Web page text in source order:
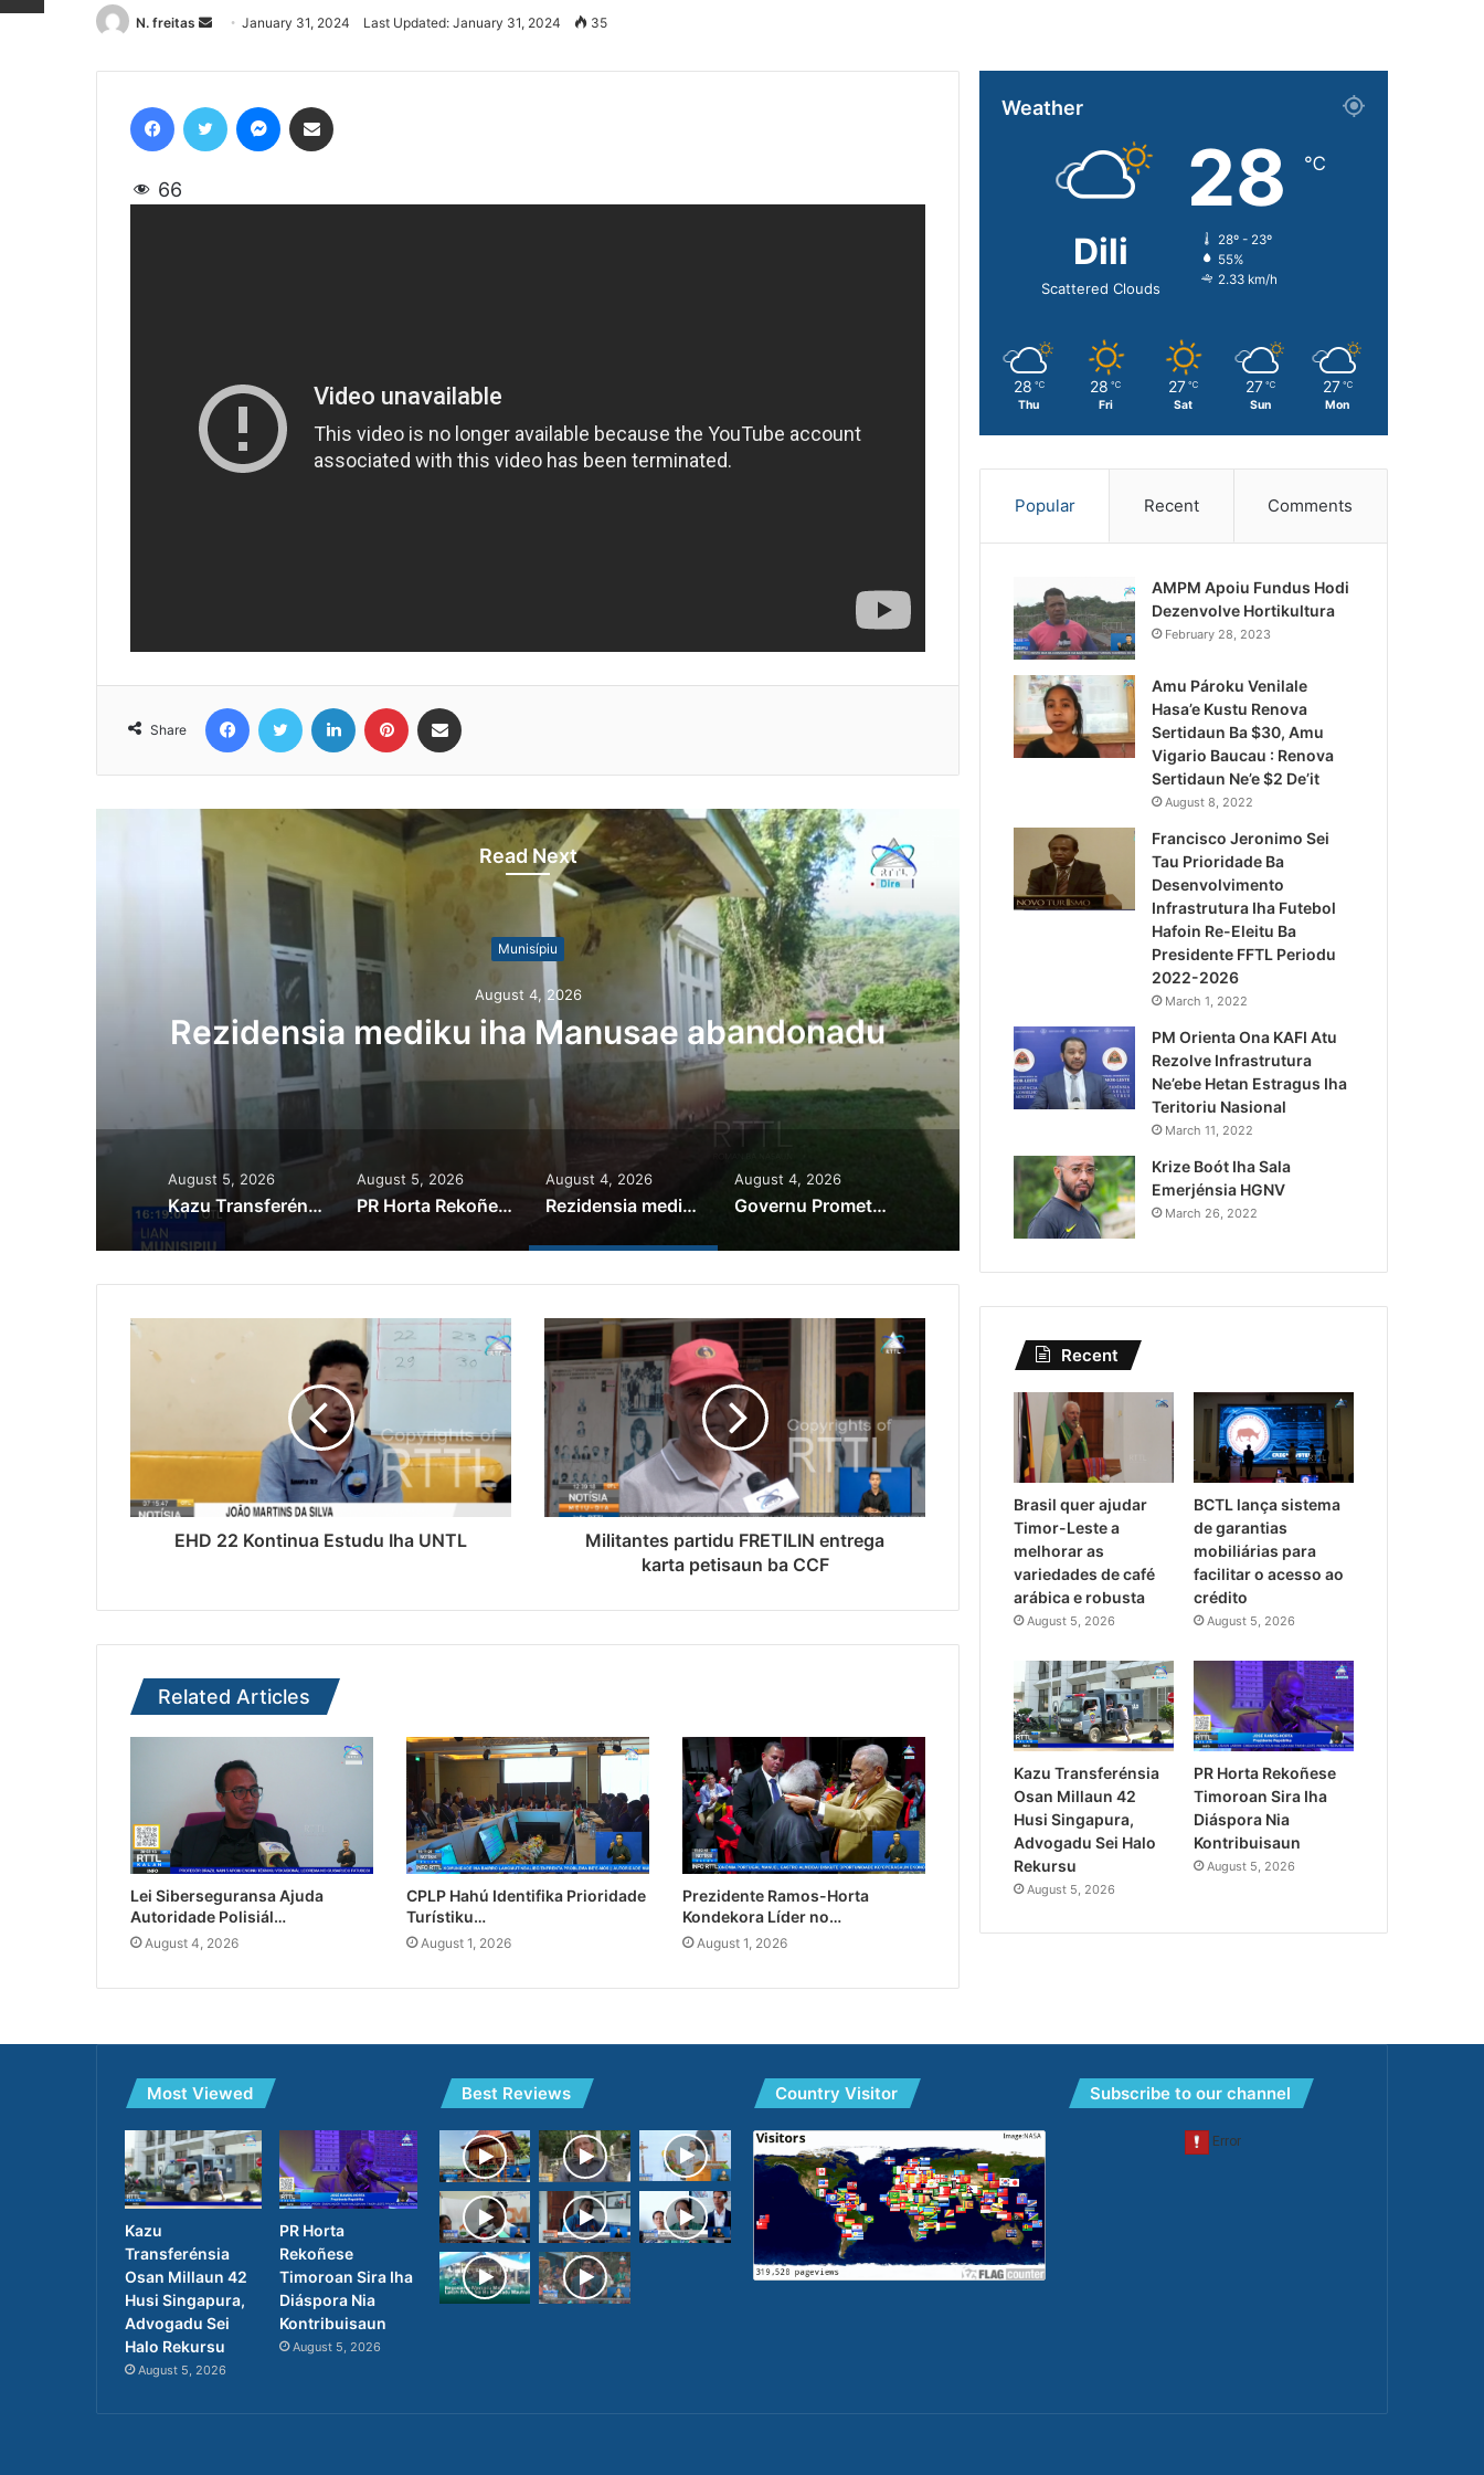
N. freitas
Send
email
January 31, 2024 Last Updated: January 31, 2024 35
66
Share
Read Next
Munisípiu
August 4, 2026
Rezidensia mediku iha Manusae abandonadu
Governu Promete Tau
Minerais no Setór
August 5, 2026
Kazu Transferénsia Osan Millaun 42 Husi Singapura, Advogadu Sei Halo Rekursu
August 5, 2026
PR Horta Rekoñese Timoroan Sira Iha Diáspora Nia Kontribuisaun
August 4, 2026
Rezidensia mediku iha Manusae abandonadu
August 4, 2026
Governu Promete Tau Prioridade ba Setór Minerais no Setór Produtivu
EHD 22 Kontinua Estudu Iha UNTL
Militantes partidu FRETILIN entrega
karta petisaun ba CCF
Related Articles
Lei Siberseguransa Ajuda
Autoridade Polisiál…
August 4, 2026
CPLP Hahú Identifika Prioridade
Turístiku…
August 1, 2026
Prezidente Ramos-Horta
Kondekora Líder no…
August 1, 2026
Weather
Dili
Scattered Clouds
28 ℃
28º - 23º
55%
2.33 km/h
28 ℃
Thu
28 ℃
Fri
27 ℃
Sat
27 ℃
Sun
27 ℃
Mon
Popular Recent Comments
AMPM Apoiu Fundus Hodi
Dezenvolve Hortikultura
February 28, 2023
Amu Pároku Venilale
Hasa’e Kustu Renova
Sertidaun Ba $30, Amu
Vigario Baucau : Renova
Sertidaun Ne’e $2 De’it
August 8, 2022
Francisco Jeronimo Sei
Tau Prioridade Ba
Desenvolvimento
Infrastrutura Iha Futebol
Hafoin Re-Eleitu Ba
Presidente FFTL Periodu
2022-2026
March 1, 2022
PM Orienta Ona KAFI Atu
Rezolve Infrastrutura
Ne’ebe Hetan Estragus Iha
Teritoriu Nasional
March 11, 2022
Krize Boót Iha Sala
Emerjénsia HGNV
March 26, 2022
Recent
Brasil quer ajudar
Timor-Leste a
melhorar as
variedades de café
arábica e robusta
August 5, 2026
BCTL lança sistema
de garantias
mobiliárias para
facilitar o acesso ao
crédito
August 5, 2026
Kazu Transferénsia
Osan Millaun 42
Husi Singapura,
Advogadu Sei Halo
Rekursu
August 5, 2026
PR Horta Rekoñese
Timoroan Sira Iha
Diáspora Nia
Kontribuisaun
August 5, 2026
Most Viewed
Kazu
Transferénsia
Osan Millaun 42
Husi Singapura,
Advogadu Sei
Halo Rekursu
August 5, 2026
PR Horta
Rekoñese
Timoroan Sira Iha
Diáspora Nia
Kontribuisaun
August 5, 2026
Best Reviews Country Visitor Subscribe to our channel